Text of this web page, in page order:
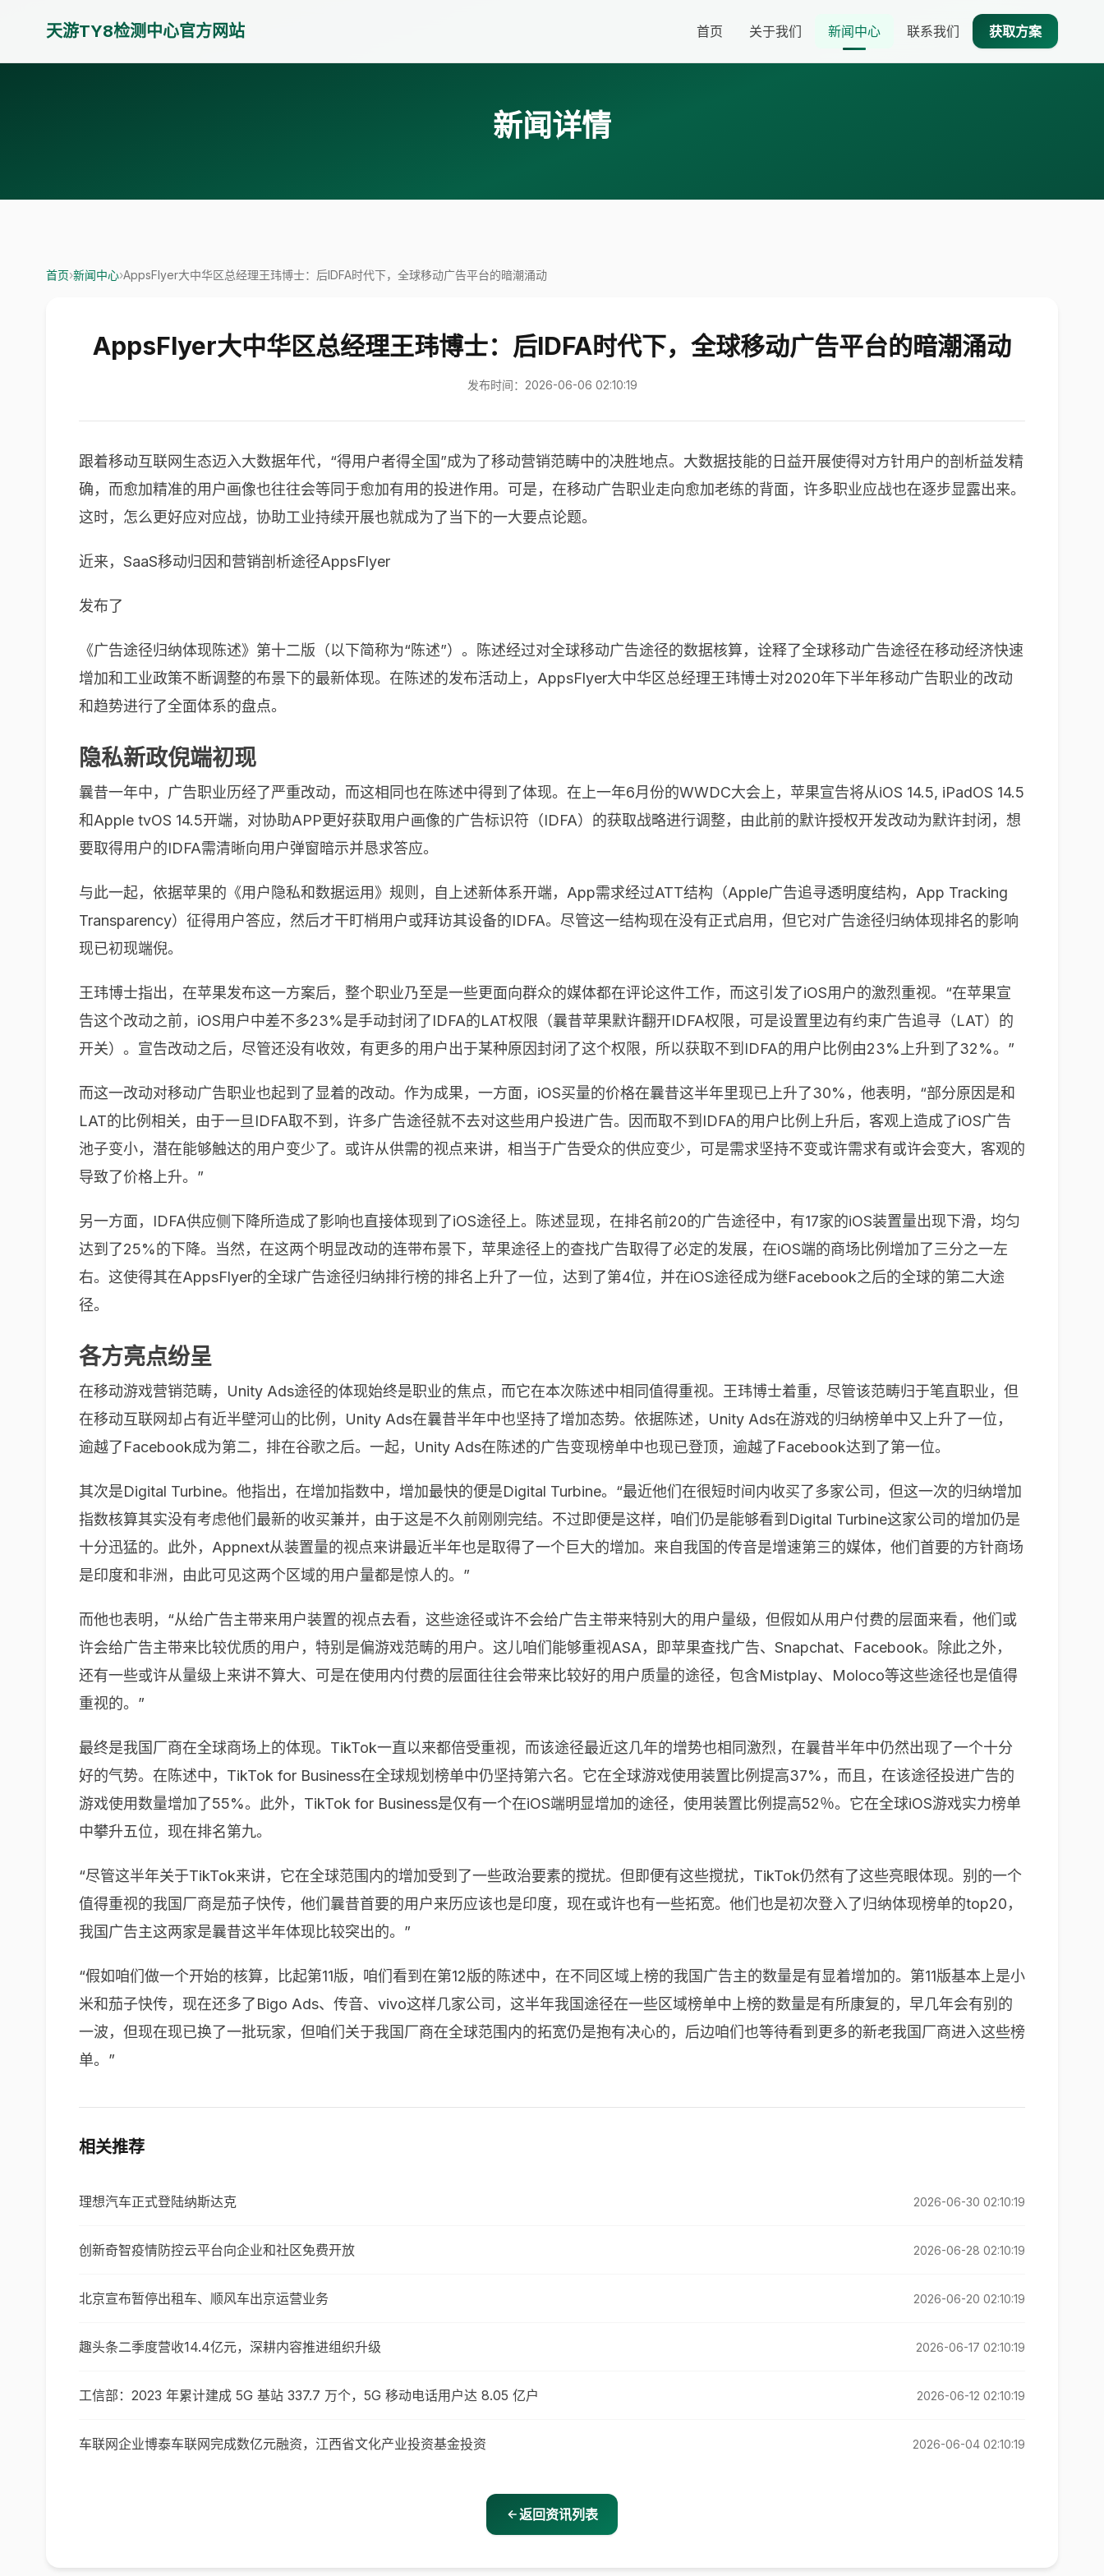
天游TY8检测中心官方网站 首页 关于我们 新闻中心 联系我们 获取方案
新闻详情
首页›新闻中心›AppsFlyer大中华区总经理王玮博士：后IDFA时代下，全球移动广告平台的暗潮涌动
AppsFlyer大中华区总经理王玮博士：后IDFA时代下，全球移动广告平台的暗潮涌动
发布时间：2026-06-06 02:10:19
跟着移动互联网生态迈入大数据年代，“得用户者得全国”成为了移动营销范畴中的决胜地点。大数据技能的日益开展使得对方针用户的剖析益发精
确，而愈加精准的用户画像也往往会等同于愈加有用的投进作用。可是，在移动广告职业走向愈加老练的背面，许多职业应战也在逐步显露出来。
这时，怎么更好应对应战，协助工业持续开展也就成为了当下的一大要点论题。
近来，SaaS移动归因和营销剖析途径AppsFlyer
发布了
《广告途径归纳体现陈述》第十二版（以下简称为“陈述”）。陈述经过对全球移动广告途径的数据核算，诠释了全球移动广告途径在移动经济快速
增加和工业政策不断调整的布景下的最新体现。在陈述的发布活动上，AppsFlyer大中华区总经理王玮博士对2020年下半年移动广告职业的改动
和趋势进行了全面体系的盘点。
隐私新政倪端初现
曩昔一年中，广告职业历经了严重改动，而这相同也在陈述中得到了体现。在上一年6月份的WWDC大会上，苹果宣告将从iOS 14.5, iPadOS 14.5
和Apple tvOS 14.5开端，对协助APP更好获取用户画像的广告标识符（IDFA）的获取战略进行调整，由此前的默许授权开发改动为默许封闭，想
要取得用户的IDFA需清晰向用户弹窗暗示并恳求答应。
与此一起，依据苹果的《用户隐私和数据运用》规则，自上述新体系开端， App需求经过ATT结构（Apple广告追寻透明度结构， App Tracking
Transparency）征得用户答应，然后才干盯梢用户或拜访其设备的IDFA。尽管这一结构现在没有正式启用，但它对广告途径归纳体现排名的影响
现已初现端倪。
王玮博士指出，在苹果发布这一方案后，整个职业乃至是一些更面向群众的媒体都在评论这件工作，而这引发了iOS用户的激烈重视。“在苹果宣
告这个改动之前， iOS用户中差不多23%是手动封闭了IDFA的LAT权限（曩昔苹果默许翻开IDFA权限，可是设置里边有约束广告追寻（LAT）的
开关）。宣告改动之后，尽管还没有收效，有更多的用户出于某种原因封闭了这个权限，所以获取不到 IDFA的用户比例由23% 上升到了32%。”
而这一改动对移动广告职业也起到了显着的改动。作为成果，一方面， iOS买量的价格在曩昔这半年里现已上升了30% ，他表明，“部分原因是和
LAT的比例相关，由于一旦 IDFA取不到，许多广告途径就不去对这些用户投进广告。因而取不到 IDFA的用户比例上升后，客观上造成了iOS广告
池子变小，潜在能够触达的用户变少了。或许从供需的视点来讲，相当于广告受众的供应变少，可是需求坚持不变或许需求有或许会变大，客观的
导致了价格上升。”
另一方面， IDFA供应侧下降所造成了影响也直接体现到了iOS途径上。陈述显现，在排名前20的广告途径中，有17家的iOS装置量出现下滑，均匀
达到了25%的下降。当然，在这两个明显改动的连带布景下，苹果途径上的查找广告取得了必定的发展，在iOS端的商场比例增加了三分之一左
右。这使得其在AppsFlyer的全球广告途径归纳排行榜的排名上升了一位，达到了第4位，并在iOS途径成为继Facebook之后的全球的第二大途
径。
各方亮点纷呈
在移动游戏营销范畴， Unity Ads途径的体现始终是职业的焦点，而它在本次陈述中相同值得重视。王玮博士着重，尽管该范畴归于笔直职业，但
在移动互联网却占有近半壁河山的比例， Unity Ads在曩昔半年中也坚持了增加态势。依据陈述， Unity Ads在游戏的归纳榜单中又上升了一位，
逾越了Facebook成为第二，排在谷歌之后。一起， Unity Ads在陈述的广告变现榜单中也现已登顶，逾越了Facebook达到了第一位。
其次是Digital Turbine。他指出，在增加指数中，增加最快的便是Digital Turbine。“最近他们在很短时间内收买了多家公司，但这一次的归纳增加
指数核算其实没有考虑他们最新的收买兼并，由于这是不久前刚刚完结。不过即便是这样，咱们仍是能够看到 Digital Turbine这家公司的增加仍是
十分迅猛的。此外， Appnext从装置量的视点来讲最近半年也是取得了一个巨大的增加。来自我国的传音是增速第三的媒体，他们首要的方针商场
是印度和非洲，由此可见这两个区域的用户量都是惊人的。”
而他也表明，“从给广告主带来用户装置的视点去看，这些途径或许不会给广告主带来特别大的用户量级，但假如从用户付费的层面来看，他们或
许会给广告主带来比较优质的用户，特别是偏游戏范畴的用户。这儿咱们能够重视ASA，即苹果查找广告、 Snapchat、 Facebook。除此之外，
还有一些或许从量级上来讲不算大、可是在使用内付费的层面往往会带来比较好的用户质量的途径，包含Mistplay、 Moloco等这些途径也是值得
重视的。”
最终是我国厂商在全球商场上的体现。 TikTok一直以来都倍受重视，而该途径最近这几年的增势也相同激烈，在曩昔半年中仍然出现了一个十分
好的气势。在陈述中， TikTok for Business在全球规划榜单中仍坚持第六名。它在全球游戏使用装置比例提高37% ，而且，在该途径投进广告的
游戏使用数量增加了55%。此外， TikTok for Business是仅有一个在iOS端明显增加的途径，使用装置比例提高52％。它在全球iOS游戏实力榜单
中攀升五位，现在排名第九。
“尽管这半年关于TikTok来讲，它在全球范围内的增加受到了一些政治要素的搅扰。但即便有这些搅扰， TikTok仍然有了这些亮眼体现。别的一个
值得重视的我国厂商是茄子快传，他们曩昔首要的用户来历应该也是印度，现在或许也有一些拓宽。他们也是初次登入了归纳体现榜单的top20，
我国广告主这两家是曩昔这半年体现比较突出的。”
“假如咱们做一个开始的核算，比起第11版，咱们看到在第12版的陈述中，在不同区域上榜的我国广告主的数量是有显着增加的。第11版基本上是小
米和茄子快传，现在还多了Bigo Ads、传音、 vivo这样几家公司，这半年我国途径在一些区域榜单中上榜的数量是有所康复的，早几年会有别的
一波，但现在现已换了一批玩家，但咱们关于我国厂商在全球范围内的拓宽仍是抱有决心的，后边咱们也等待看到更多的新老我国厂商进入这些榜
单。”
相关推荐
理想汽车正式登陆纳斯达克 2026-06-30 02:10:19
创新奇智疫情防控云平台向企业和社区免费开放 2026-06-28 02:10:19
北京宣布暂停出租车、顺风车出京运营业务 2026-06-20 02:10:19
趣头条二季度营收14.4亿元，深耕内容推进组织升级 2026-06-17 02:10:19
工信部：2023 年累计建成 5G 基站 337.7 万个，5G 移动电话用户达 8.05 亿户 2026-06-12 02:10:19
车联网企业博泰车联网完成数亿元融资，江西省文化产业投资基金投资 2026-06-04 02:10:19
返回资讯列表